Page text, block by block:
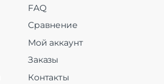
FAQ
Сравнение
Мой аккаунт
Заказы
Контакты